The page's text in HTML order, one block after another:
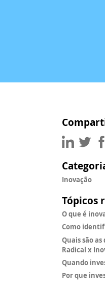
Inovação
Tópicos
O que é
Como
Quais são
Radical x
Quando
Por que